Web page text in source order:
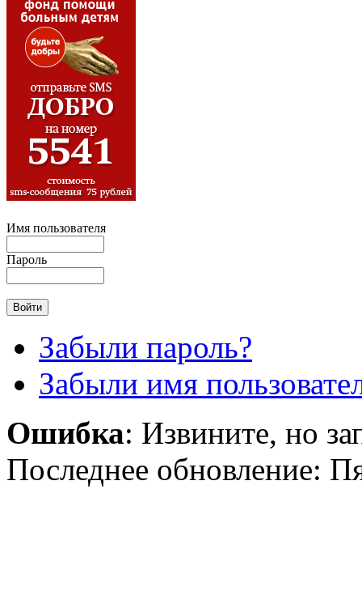
Имя пользователя
Пароль
Забыли пароль?
Забыли имя
Ошибка: Извините, но
Последнее обновление: